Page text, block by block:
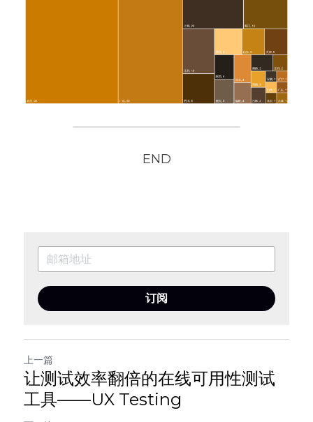
END
订阅
上一篇
让测试效率翻倍的在线可用性测试
工具——UX Testing